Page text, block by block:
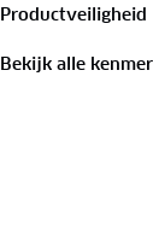
Productveiligheid
Bekijk alle